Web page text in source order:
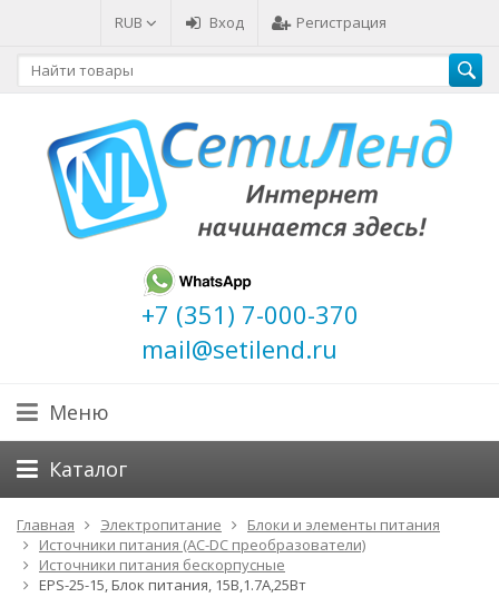
RUB Вход Регистрация
+7 (351) 7-000-370
mail@setilend.ru
Меню
Каталог
Главная Электропитание
Блоки и элементы питания
Источники питания (AC-DC преобразователи)
Источники питания бескорпусные
EPS-25-15, Блок питания, 15В,1.7А,25Вт